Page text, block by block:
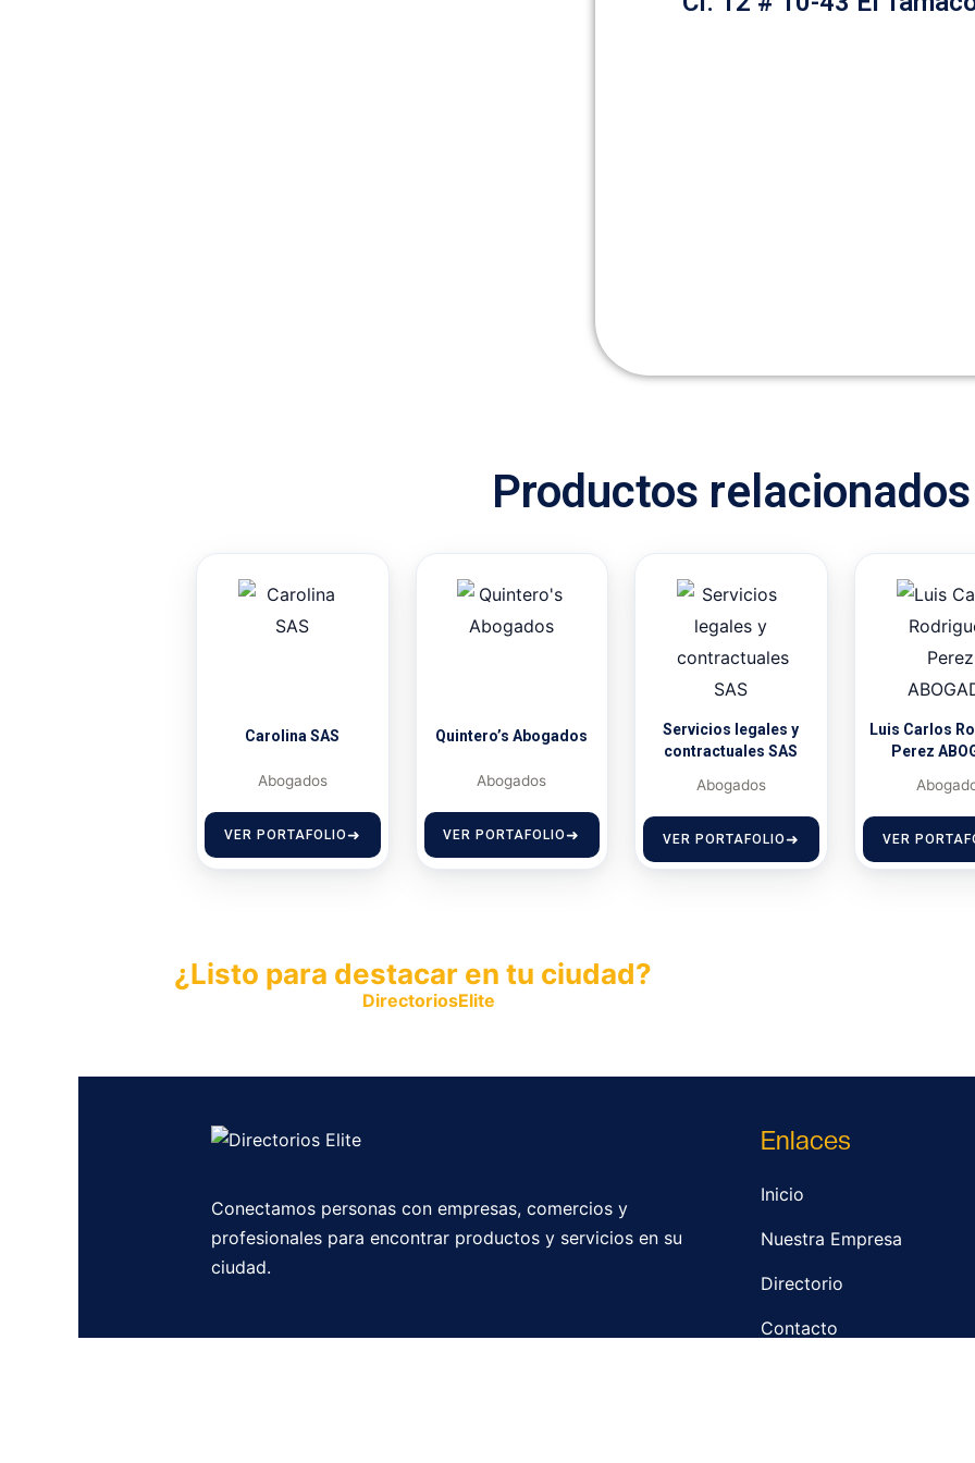
Productos relacionados
Carolina SAS
Abogados
VER PORTAFOLIO
Quintero’s Abogados
Abogados
VER PORTAFOLIO
Servicios legales y
contractuales SAS
Abogados
VER PORTAFOLIO
Luis Carlos
Perez
VER
¿Listo para destacar en tu ciudad?
DirectoriosElite
Conectamos personas con empresas, comercios y
profesionales para encontrar productos y servicios en su
ciudad.
Enlaces
Inicio
Nuestra Empresa
Directorio
Contacto